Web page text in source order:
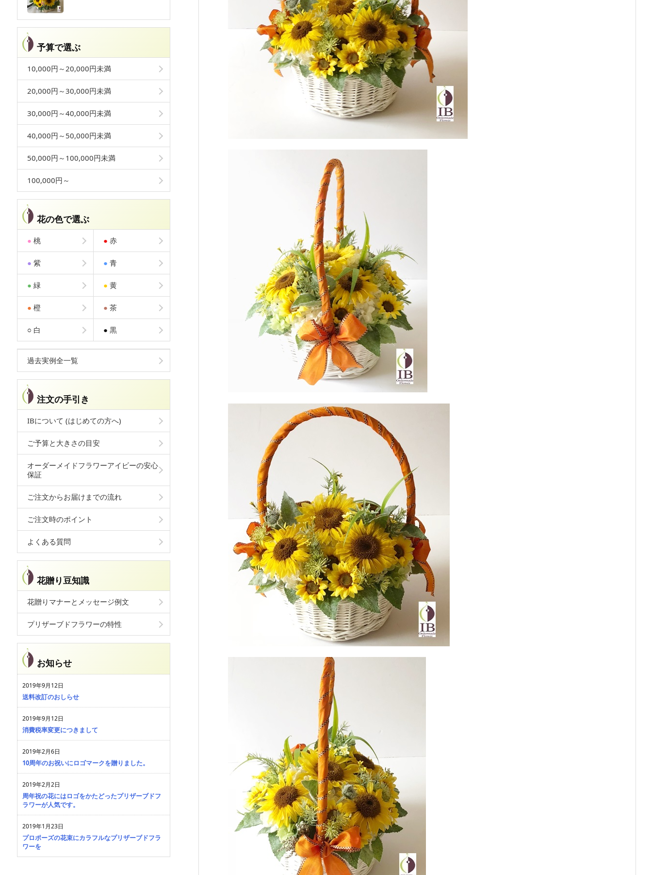
予算で選ぶ
10,000円～20,000円未満
20,000円～30,000円未満
30,000円～40,000円未満
40,000円～50,000円未満
50,000円～100,000円未満
100,000円～
花の色で選ぶ
● 桃 ● 赤
● 紫 ● 青
● 緑 ● 黄
● 橙 ● 茶
○ 白 ● 黒
過去実例全一覧
注文の手引き
IBについて (はじめての方へ)
ご予算と大きさの目安
オーダーメイドフラワーアイビーの安心
保証
ご注文からお届けまでの流れ
ご注文時のポイント
よくある質問
花贈り豆知識
花贈りマナーとメッセージ例文
プリザーブドフラワーの特性
お知らせ
2019年9月12日
送料改訂のおしらせ
2019年9月12日
消費税率変更につきまして
2019年2月6日
10周年のお祝いにロゴマークを贈りました。
2019年2月2日
周年祝の花にはロゴをかたどったプリザーブドフ
ラワーが人気です。
2019年1月23日
プロポーズの花束にカラフルなプリザーブドフラ
ワーを